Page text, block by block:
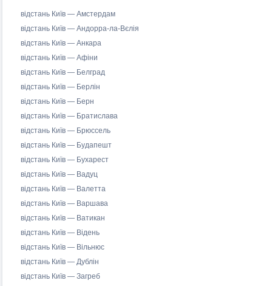
відстань Київ — Амстердам
відстань Київ — Андорра-ла-Вєлія
відстань Київ — Анкара
відстань Київ — Афіни
відстань Київ — Белград
відстань Київ — Берлін
відстань Київ — Берн
відстань Київ — Братислава
відстань Київ — Брюссель
відстань Київ — Будапешт
відстань Київ — Бухарест
відстань Київ — Вадуц
відстань Київ — Валетта
відстань Київ — Варшава
відстань Київ — Ватикан
відстань Київ — Відень
відстань Київ — Вільнюс
відстань Київ — Дублін
відстань Київ — Загреб